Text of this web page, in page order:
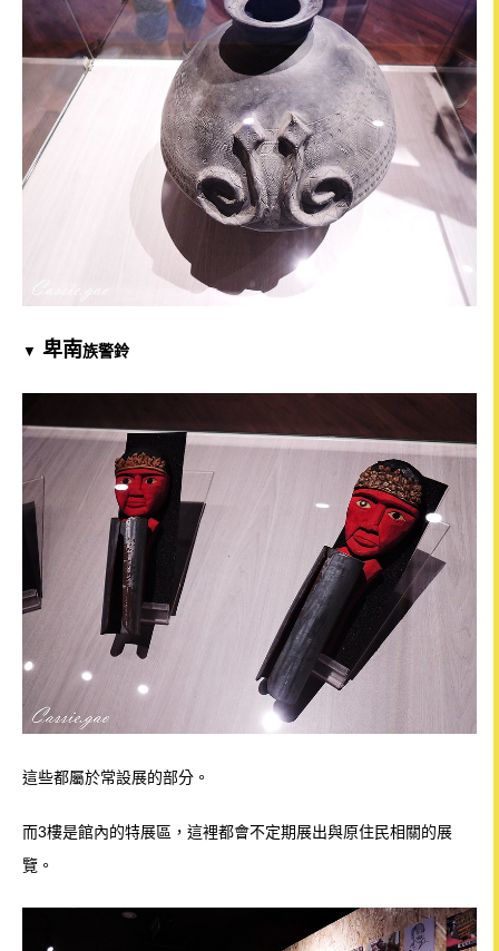
▼ 卑南族警鈴
這些都屬於常設展的部分。
而3樓是館內的特展區， 這裡都會不定期展出與原住民相關的展
覽。